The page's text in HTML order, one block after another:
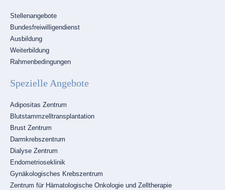
Navigation
überspringen
Stellenangebote
Bundesfreiwilligendienst
Ausbildung
Weiterbildung
Rahmenbedingungen
Spezielle Angebote
Navigation
überspringen
Adipositas Zentrum
Blutstammzelltransplantation
Brust Zentrum
Darmkrebszentrum
Dialyse Zentrum
Endometrioseklinik
Gynäkologisches Krebszentrum
Zentrum für Hämatologische Onkologie und Zelltherapie